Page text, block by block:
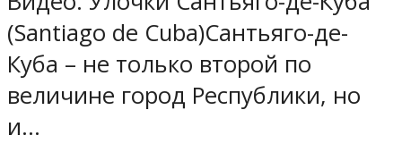
(Santiago de Cuba)Сантьяго-де-
Куба – не только второй по
величине город Республики, но
и…